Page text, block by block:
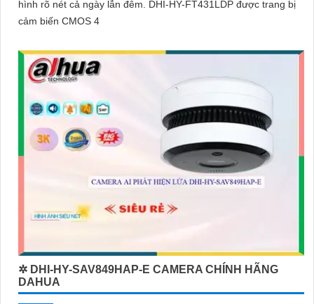
hình rõ nét cả ngày lẫn đêm. DHI-HY-FT431LDP được trang bị
cảm biến CMOS 4
✲ DHI-HY-SAV849HAP-E CAMERA CHÍNH HÃNG
DAHUA